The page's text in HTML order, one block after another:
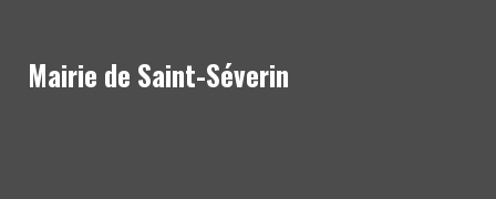
Mairie de Saint-Séverin